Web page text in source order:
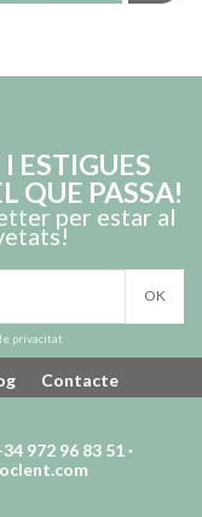
Transparent
ESTIGUES
QUE PASSA!
per estar al
privacitat
Contacte
972 96 83 51 ·